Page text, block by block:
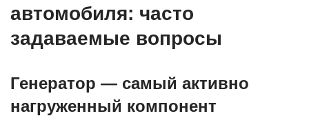
автомобиля: часто
задаваемые вопросы
Генератор — самый активно
нагруженный компонент